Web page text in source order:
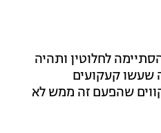
לחלוטין ותהיה
שעשו קעקועים
שהפעם זה ממש לא